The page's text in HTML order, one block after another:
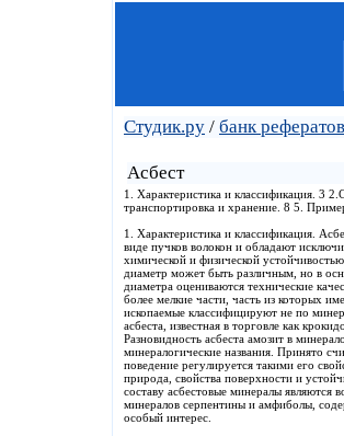
Студик.ру / банк рефератов
Асбест
1. Характеристика и классификация. 3
транспортировка и хранение. 8 5.
1. Характеристика и классификация.
виде пучков волокон и обладают
химической и физической
диаметр может быть различным, но в
диаметра оцениваются технические
более мелкие части, часть из которых
ископаемые классифицируют не по
асбеста, известная в торговле как
Разновидность асбеста амозит в
минералогические названия. Принято
поведение регулируется такими его
природа, свойства поверхности и
составу асбестовые минералы являются
минералов серпентины и амфиболы,
особый интерес.